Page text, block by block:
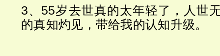
3、55岁去世真的太年轻了，人世
的真知灼见，带给我的认知升级。